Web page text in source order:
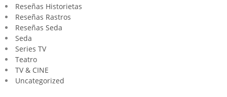
Reseñas Historietas
Reseñas Rastros
Reseñas Seda
Seda
Series TV
Teatro
TV & CINE
Uncategorized